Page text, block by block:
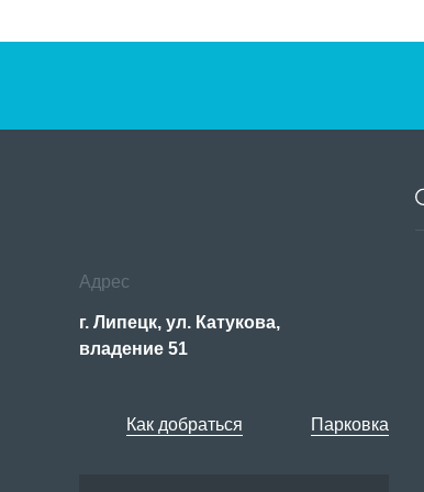
Адрес
г. Липецк, ул. Катукова,
владение 51
Как добраться Парковка